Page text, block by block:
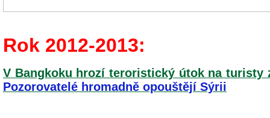
Rok 2012-2013:
V Bangkoku hrozí teroristický útok na turisty
Pozorovatelé hromadně opouštějí Sýrii